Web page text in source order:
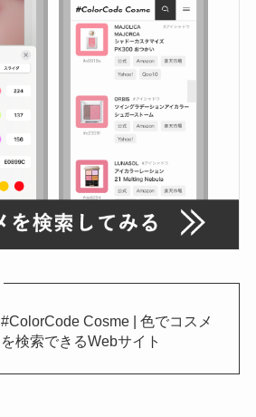
#ColorCode Cosme | 色でコスメ
を検索できるWebサイト